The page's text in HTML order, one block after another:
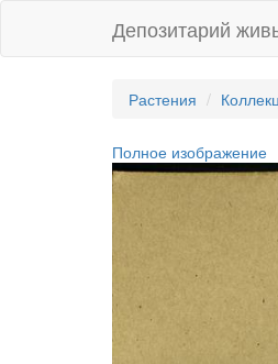
Депозитарий
Растения
Полное изображение